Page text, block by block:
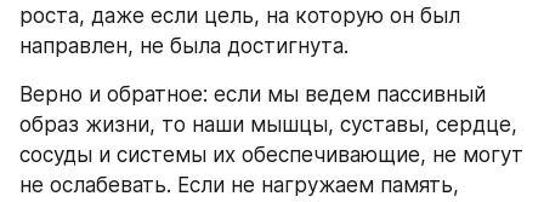
роста, даже если цель, на которую он был
направлен, не была достигнута.
Верно и обратное: если мы ведем пассивный
образ жизни, то наши мышцы, суставы, сердце,
сосуды и системы их обеспечивающие, не могут
не ослабевать. Если не нагружаем память,